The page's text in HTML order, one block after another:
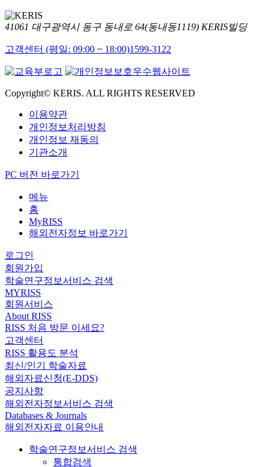
41061 대구광역시 동구 동내로 64(동내동1119) KERIS빌딩
고객센터 (평일: 09:00 ~ 18:00)1599-3122
Copyright© KERIS. ALL RIGHTS RESERVED
이용약관
개인정보처리방침
개인정보 재동의
기관소개
PC 버전 바로가기
메뉴
홈
MyRISS
해외전자정보 바로가기
로그인
회원가입
학술연구정보서비스 검색
MYRISS
회원서비스
About RISS
RISS 처음 방문 이세요?
고객센터
RISS 활용도 분석
최신/인기 학술자료
해외자료신청(E-DDS)
공지사항
해외전자정보서비스 검색
Databases & Journals
해외전자자료 이용안내
학술연구정보서비스 검색
통합검색